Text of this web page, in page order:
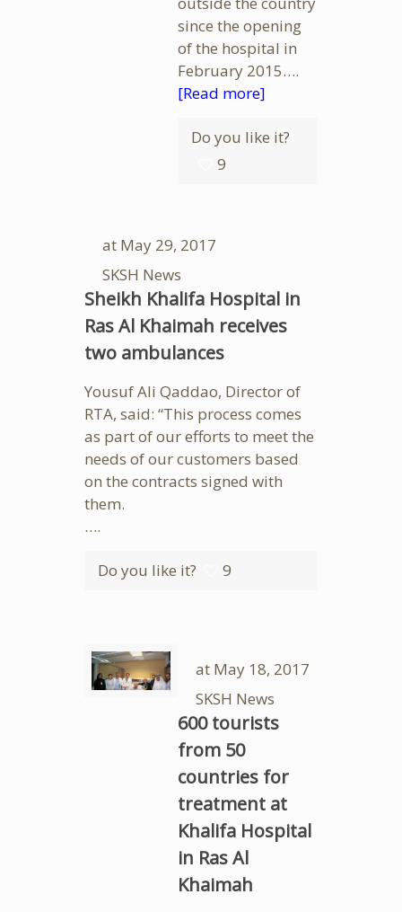
since the opening
of the hospital in
February 2015….
[Read more]
Do you like it?
9
at May 29, 2017
SKSH News
Sheikh Khalifa Hospital in
Ras Al Khaimah receives
two ambulances
Yousuf Ali Qaddao, Director of
RTA, said: “This process comes
as part of our efforts to meet the
needs of our customers based
on the contracts signed with
them.
….
Do you like it? 9
at May 18, 2017
SKSH News
600 tourists
from 50
countries for
treatment at
Khalifa Hospital
in Ras Al
Khaimah